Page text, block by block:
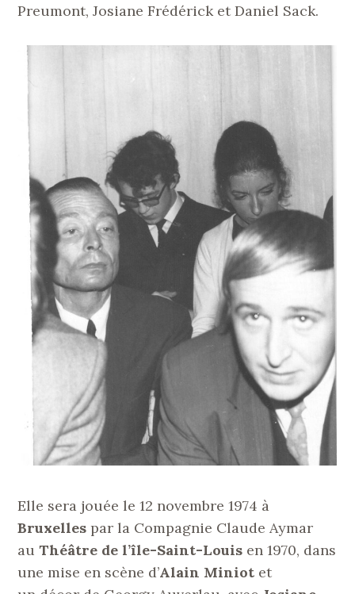
Preumont, Josiane Frédérick et Daniel Sack.
Elle sera jouée le 12 novembre 1974 à
Bruxelles par la Compagnie Claude Aymar
auThéâtre de l’île-Saint-Louis en 1970, dans
une mise en scène d’Alain Miniot et